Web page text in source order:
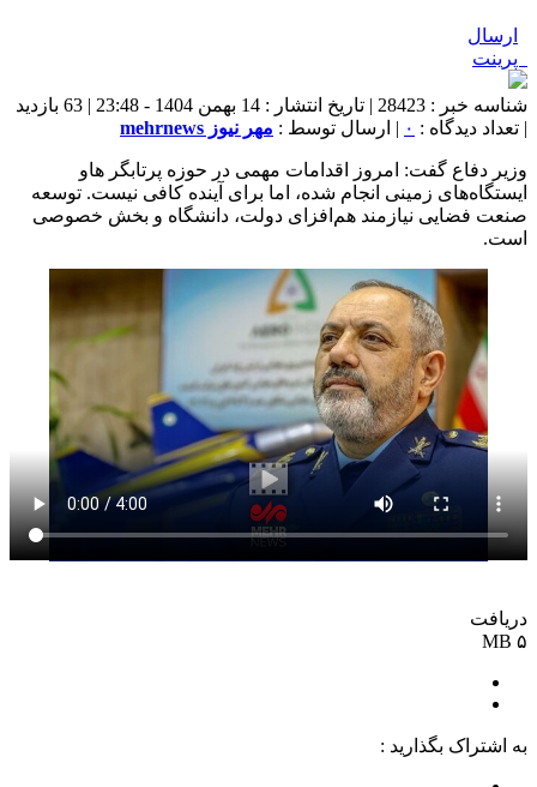
ارسال
پرینت
شناسه خبر : 28423 | تاریخ انتشار : 14 بهمن 1404 - 23:48 | 63 بازدید
| تعداد دیدگاه : ۰ | ارسال توسط : مهر نیوز mehrnews
وزیر دفاع گفت: امروز اقدامات مهمی در حوزه پرتابگر هاو
ایستگاه‌های زمینی انجام شده، اما برای آینده کافی نیست. توسعه
صنعت فضایی نیازمند هم‌افزای دولت، دانشگاه و بخش خصوصی
است.
دریافت
۵ MB
به اشتراک بگذارید :